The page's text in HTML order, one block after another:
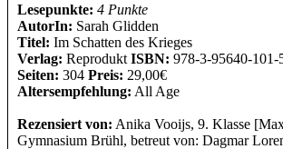
Lesepunkte: 4 Punkte
AutorIn: Sarah Glidden
Titel: Im Schatten des Krieges
Verlag: Reprodukt ISBN: 978-3-95640-101-
Seiten: 304 Preis: 29,00€
Altersempfehlung: All Age
Rezensiert von: Anika Vooijs, 9. Klasse
Gymnasium Brühl, betreut von: Dagmar